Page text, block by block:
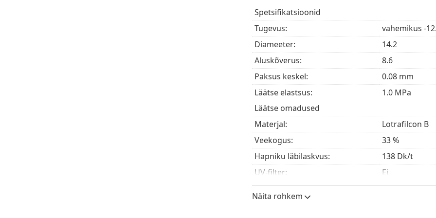
ringile.
Paindlik kasutamine– Valikuline igapäevane
ööpäevaringsete läätsedena kuni kuus ööd.
Kellele on Air Optix Plus
Air Optix Plus Hydraglyde sobivad inimestele:
Kes soovivad lisakaitset ärritavate ainete eest
Kes kasutavad kontaktläätsi regulaarselt
Eelistavad kuuajalisi läätsi
Kellel on varem esinenud
kuivi silmi
Kes soovivad uuendada klassikaliselt Air Optix
Korduma kippuvad
Spetsifikatsioonid
Tugevus:
vahemikus -
Diameeter:
14.2
Aluskõverus:
8.6
Paksus keskel:
0.08 mm
Läätse elastsus:
1.0 MPa
Läätse omadused
Materjal:
Lotrafilcon B
Veekogus:
33 %
Hapniku läbilaskvus:
138 Dk/t
UV-filter:
Ei
Silikoonhüdrogeel:
Jah
Näita rohkem